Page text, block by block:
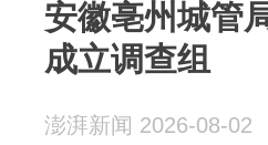
安徽亳州城管
成立调查组
澎湃新闻 2026-08-02